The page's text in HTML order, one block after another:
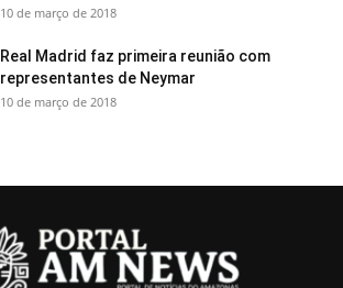
10 de março de 2018
Real Madrid faz primeira reunião com
representantes de Neymar
10 de março de 2018